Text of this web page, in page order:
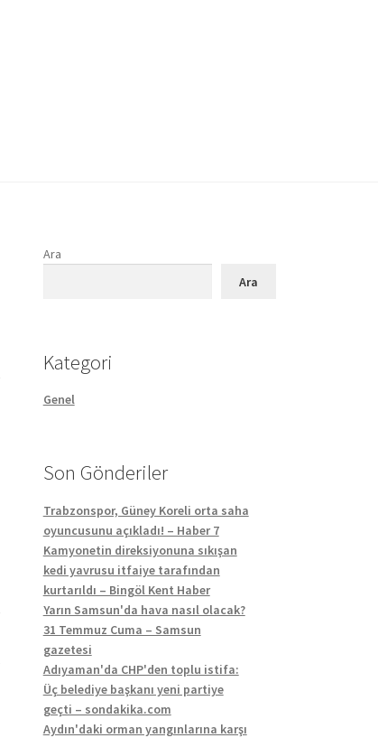
Ara
Ara
Kategori
Genel
Son Gönderiler
Trabzonspor, Güney Koreli orta saha
oyuncusunu açıkladı! – Haber 7
Kamyonetin direksiyonuna sıkışan
kedi yavrusu itfaiye tarafından
kurtarıldı – Bingöl Kent Haber
Yarın Samsun'da hava nasıl olacak?
31 Temmuz Cuma – Samsun
gazetesi
Adıyaman'da CHP'den toplu istifa:
Üç belediye başkanı yeni partiye
geçti – sondakika.com
Aydın'daki orman yangınlarına karşı